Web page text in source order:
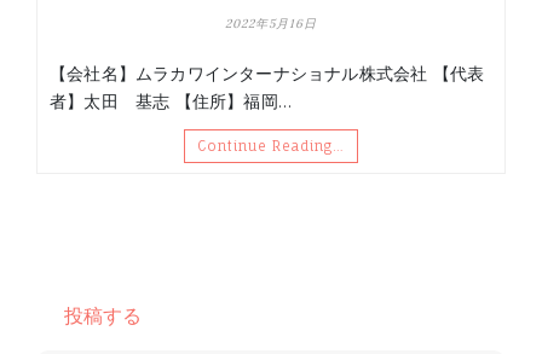
2022年5月16日
【会社名】ムラカワインターナショナル株式会社 【代表
者】太田 基志 【住所】福岡…
Continue Reading…
投稿する